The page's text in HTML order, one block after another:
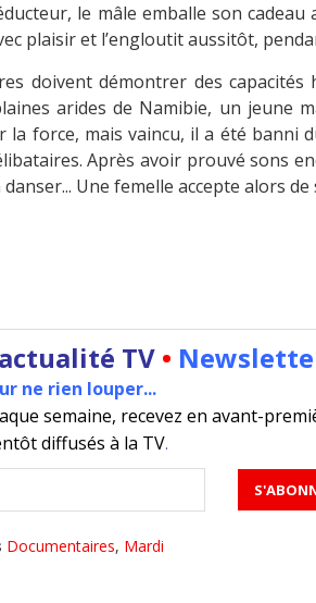
le mâle emballe son
plaisir et l’engloutit aussitôt,
doivent démontrer des
arides de Namibie, un jeune
la force, mais vaincu, il a été banni
Après avoir prouvé sons
Une femelle accepte alors
TV •
ne rien louper...
semaine, recevez en avant-
diffusés à la TV.
Documentaires, Mardi